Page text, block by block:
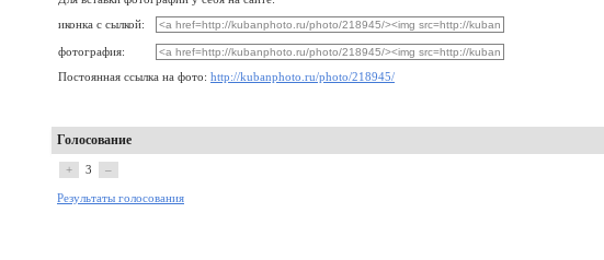
иконка с сылкой:
фотография:
Постоянная ссылка на фото: http://kubanphoto.ru/photo/218945/
Голосование
+ 3 –
Результаты голосования